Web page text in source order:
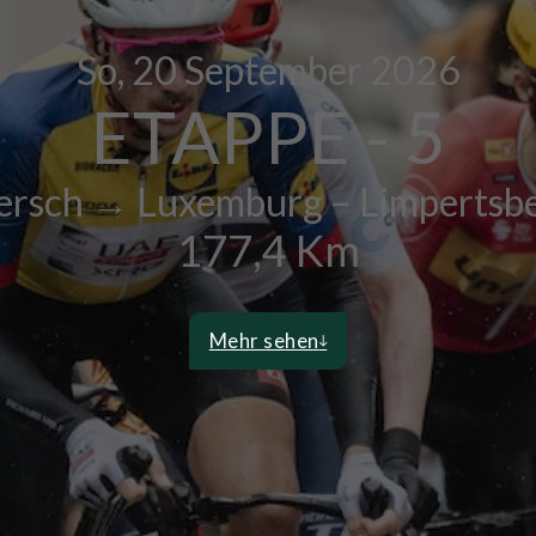
So, 20September 2026
ETAPPE - 5
→ Luxemburg –
177,4 Km
Mehr sehen